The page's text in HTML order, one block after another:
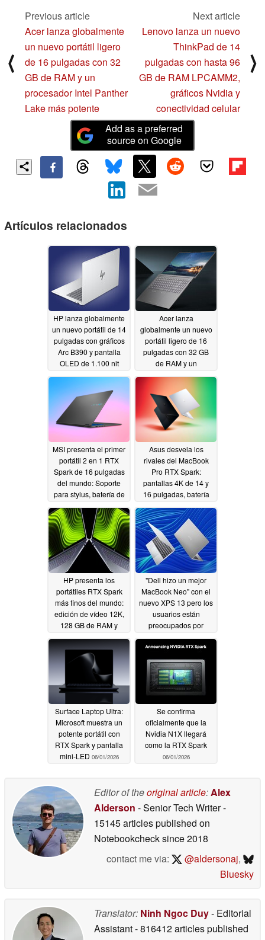
⟨
Previous article
Acer lanza globalmente
un nuevo portátil ligero
de 16 pulgadas con 32
GB de RAM y un
procesador Intel Panther
Lake más potente
Next article
Lenovo lanza un nuevo
ThinkPad de 14
pulgadas con hasta 96
GB de RAM LPCAMM2,
gráficos Nvidia y
conectividad celular
⟩
Add as a preferred
source on Google
Artículos relacionados
HP lanza globalmente
un nuevo portátil de 14
pulgadas con gráficos
Arc B390 y pantalla
OLED de 1.100 nit
06/02/2026
Acer lanza
globalmente un nuevo
portátil ligero de 16
pulgadas con 32 GB
de RAM y un
potente 06/02/2026
MSI presenta el primer
portátil 2 en 1 RTX
Spark de 16 pulgadas
del mundo: Soporte
para stylus, batería de
06/02/2026
Asus desvela los
rivales del MacBook
Pro RTX Spark:
pantallas 4K de 14 y
16 pulgadas, batería
de RAM06/01/2026
HP presenta los
portátiles RTX Spark
más finos del mundo:
edición de vídeo 12K,
128 GB de RAM y
06/01/2026
"Dell hizo un mejor
MacBook Neo" con el
nuevo XPS 13 pero los
usuarios están
preocupados por
de RAM06/01/2026
Surface Laptop Ultra:
Microsoft muestra un
potente portátil con
RTX Spark y pantalla
mini-LED 06/01/2026
Se confirma
oficialmente que la
Nvidia N1X llegará
como la RTX Spark
06/01/2026
Editor of theoriginal article:Alex
Alderson - Senior Tech Writer-
15145 articles published on
Notebookchecksince 2018
contact me via:
@aldersonaj,
Bluesky
Translator: Ninh Ngoc Duy- Editorial
Assistant- 816412 articles published